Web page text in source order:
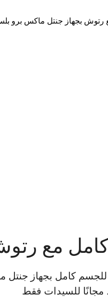
بجهاز جنتل ماكس برو
مع
كامل بجهاز جنتل
مجانًا للسيدات فقط